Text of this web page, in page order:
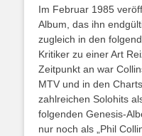
Im Februar 1985
Album, das ihn
zugleich in den
Kritiker zu einer Art
Zeitpunkt an war
MTV und in den
zahlreichen Solohits
folgenden Genesis-
nur noch als „Phil